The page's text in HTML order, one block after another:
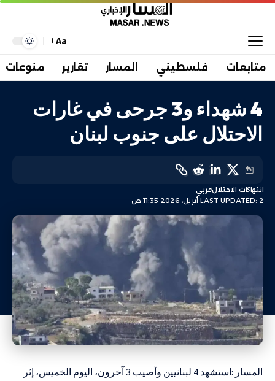
Aa
متابعات فلسطيني المسار تقارير منوعات
4 شهداء و3 جرحى في غارات
الاحتلال على جنوب لبنان
LAST UPDATED: 2 أبريل، 2026 11:35 ص
انتهاكات الاحتلالعربي
المسار :استشهد 4 لبنانيين وأصيب 3 آخرون، اليوم الخميس، إثر